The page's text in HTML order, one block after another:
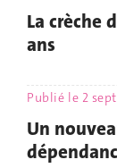
La crèche
ans
Publié le 2
Un